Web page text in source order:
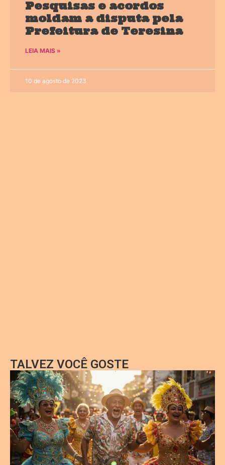
Pesquisas e acordos
moldam a disputa pela
Prefeitura de Teresina
LEIA MAIS »
10 de agosto de 2023
TALVEZ VOCÊ GOSTE